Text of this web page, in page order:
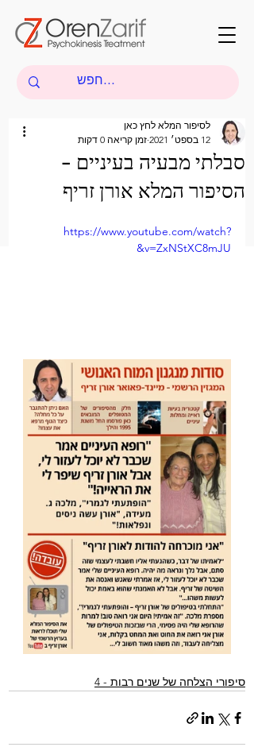
סבלתי מבעיה בעיניים -
הסיפור המלא אורן זריף
לסיפור המלא לחץ כאן
12 בספט׳ 2021
זמן קריאה 0 דקות
https://www.youtube.com/watch?
v=ZxNStXC8mJU&
סיפורי הצלחה של שנים רבות - 4